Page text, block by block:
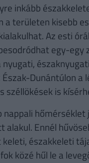
inkább
a területen kisebb
Az esti
egy-egy
Észak-Dunántúlon a
széllökések is
nappali hőmérséklet
alakul. Ennél
északkeleti
közé hűl le a